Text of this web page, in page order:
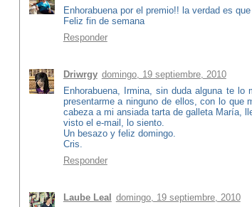
Enhorabuena por el premio!! la verdad es
Feliz fin de semana
Responder
Driwrgy domingo, 19 septiembre, 2010
Enhorabuena, Irmina, sin duda alguna te
presentarme a ninguno de ellos, con lo que
cabeza a mi ansiada tarta de galleta María,
visto el e-mail, lo siento.
Un besazo y feliz domingo.
Cris.
Responder
Laube Leal domingo, 19 septiembre, 2010